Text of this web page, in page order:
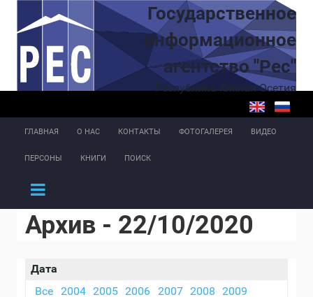
Перейти к основному содержаниюГосударственное
информационное
агентство "Рес"
Республика Южная Осетия
ГЛАВНАЯ О НАС КОНТАКТЫ ФОТОГАЛЕРЕЯ ВИДЕО
ПЕРСОНЫ КНИГИ ПОИСК
Архив - 22/10/2020
Дата
Все
2004 2005 2006 2007 2008
2009